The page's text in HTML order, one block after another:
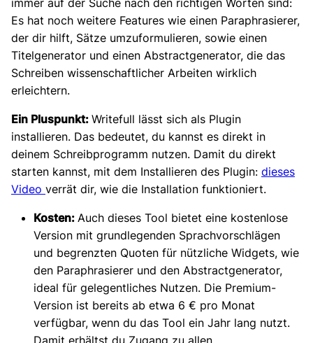
Es hat noch weitere Features wie einen Paraphrasierer,
der dir hilft, Sätze umzuformulieren, sowie einen
Titelgenerator und einen Abstractgenerator, die das
Schreiben wissenschaftlicher Arbeiten wirklich
erleichtern.
Ein Pluspunkt: Writefull lässt sich als Plugin
installieren. Das bedeutet, du kannst es direkt in
deinem Schreibprogramm nutzen. Damit du direkt
starten kannst, mit dem Installieren des Plugin: dieses
Video verrät dir, wie die Installation funktioniert.
Kosten: Auch dieses Tool bietet eine kostenlose
Version mit grundlegenden Sprachvorschlägen
und begrenzten Quoten für nützliche Widgets, wie
den Paraphrasierer und den Abstractgenerator,
ideal für gelegentliches Nutzen. Die Premium-
Version ist bereits ab etwa 6 € pro Monat
verfügbar, wenn du das Tool ein Jahr lang nutzt.
Damit erhältst du Zugang zu allen